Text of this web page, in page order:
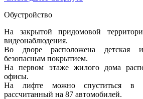
Обустройство
На закрытой придомовой
видеонаблюдения.
Во дворе расположена детская
безопасным покрытием.
На первом этаже жилого дома
офисы.
На лифте можно спуститься в
рассчитанный на 87 автомобилей.